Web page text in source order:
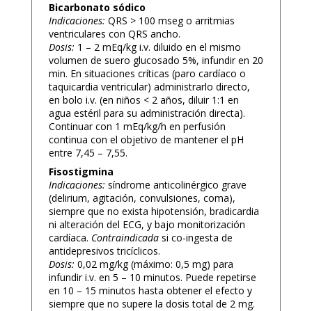
Bicarbonato sódico
Indicaciones: QRS > 100 mseg o arritmias
ventriculares con QRS ancho.
Dosis: 1 – 2 mEq/kg i.v. diluido en el mismo
volumen de suero glucosado 5%, infundir en 20
min. En situaciones críticas (paro cardíaco o
taquicardia ventricular) administrarlo directo,
en bolo i.v. (en niños < 2 años, diluir 1:1 en
agua estéril para su administración directa).
Continuar con 1 mEq/kg/h en perfusión
continua con el objetivo de mantener el pH
entre 7,45 – 7,55.
Fisostigmina
Indicaciones: síndrome anticolinérgico grave
(delirium, agitación, convulsiones, coma),
siempre que no exista hipotensión, bradicardia
ni alteración del ECG, y bajo monitorización
cardíaca. Contraindicada si co-ingesta de
antidepresivos tricíclicos.
Dosis: 0,02 mg/kg (máximo: 0,5 mg) para
infundir i.v. en 5 – 10 minutos. Puede repetirse
en 10 – 15 minutos hasta obtener el efecto y
siempre que no supere la dosis total de 2 mg.